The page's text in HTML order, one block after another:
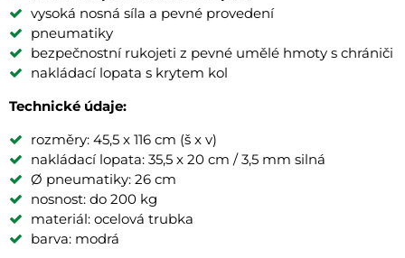
vysoká nosná síla a pevné provedení
pneumatiky
bezpečnostní rukojeti z pevné umělé hmoty s chrániči
nakládací lopata s krytem kol
Technické údaje:
rozměry: 45,5 x 116 cm (š x v)
nakládací lopata: 35,5 x 20 cm / 3,5 mm silná
Ø pneumatiky: 26 cm
nosnost: do 200 kg
materiál: ocelová trubka
barva: modrá